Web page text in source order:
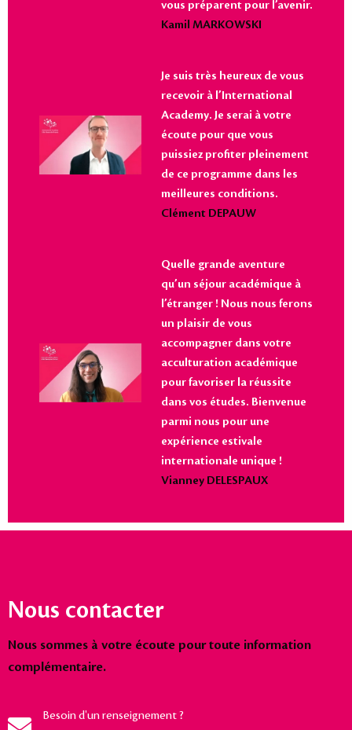
vous préparent pour l’avenir.
Kamil MARKOWSKI
Je suis très heureux de vous
recevoir à l’International
Academy. Je serai à votre
écoute pour que vous
puissiez profiter pleinement
de ce programme dans les
meilleures conditions.
Clément DEPAUW
Quelle grande aventure
qu’un séjour académique à
l’étranger ! Nous nous ferons
un plaisir de vous
accompagner dans votre
acculturation académique
pour favoriser la réussite
dans vos études. Bienvenue
parmi nous pour une
expérience estivale
internationale unique !
Vianney DELESPAUX
Nous contacter
Nous sommes à votre écoute pour toute information
complémentaire.
Besoin d'un renseignement ?